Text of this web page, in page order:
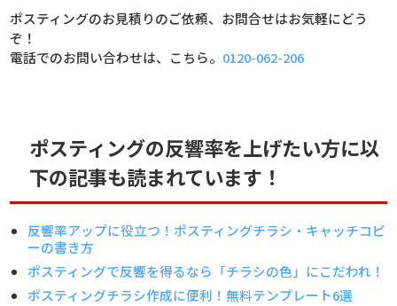
ポスティングのお見積りのご依頼、お問合せはお気軽にどう
ぞ！
電話でのお問い合わせは、こちら。 0120-062-206
ポスティングの反響率を上げたい方に以
下の記事も読まれています！
反響率アップに役立つ！ポスティングチラシ・キャッチコピ
ーの書き方
ポスティングで反響を得るなら「チラシの色」にこだわれ！
ポスティングチラシ作成に便利！無料テンプレート6選